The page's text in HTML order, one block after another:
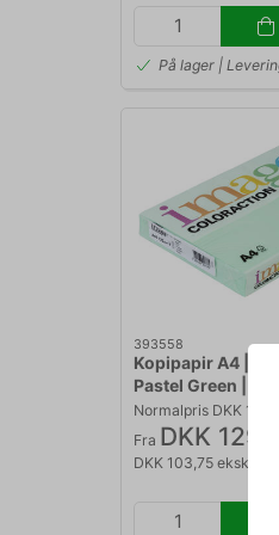
På lager |
393558
Kopipapir A4 |
Pastel Green | 250
Normalpris DKK
Fra DKK
DKK 103,75 ekskl.